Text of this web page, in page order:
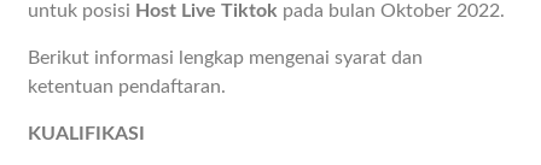
untuk posisi Host Live Tiktok pada bulan Oktober 2022.
Berikut informasi lengkap mengenai syarat dan
ketentuan pendaftaran.
KUALIFIKASI